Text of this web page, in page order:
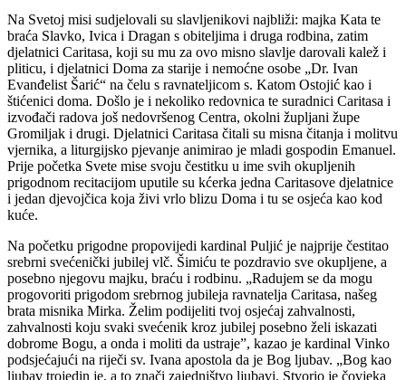
Na Svetoj misi sudjelovali su slavljenikovi najbliži: majka Kata te
braća Slavko, Ivica i Dragan s obiteljima i druga rodbina, zatim
djelatnici Caritasa, koji su mu za ovo misno slavlje darovali kalež i
pliticu, i djelatnici Doma za starije i nemoćne osobe „Dr. Ivan
Evanđelist Šarić“ na čelu s ravnateljicom s. Katom Ostojić kao i
štićenici doma. Došlo je i nekoliko redovnica te suradnici Caritasa i
izvođači radova još nedovršenog Centra, okolni župljani župe
Gromiljak i drugi. Djelatnici Caritasa čitali su misna čitanja i molitvu
vjernika, a liturgijsko pjevanje animirao je mladi gospodin Emanuel.
Prije početka Svete mise svoju čestitku u ime svih okupljenih
prigodnom recitacijom uputile su kćerka jedna Caritasove djelatnice
i jedan djevojčica koja živi vrlo blizu Doma i tu se osjeća kao kod
kuće.
Na početku prigodne propovijedi kardinal Puljić je najprije čestitao
srebrni svećenički jubilej vlč. Šimiću te pozdravio sve okupljene, a
posebno njegovu majku, braću i rodbinu. „Radujem se da mogu
progovoriti prigodom srebrnog jubileja ravnatelja Caritasa, našeg
brata misnika Mirka. Želim podijeliti tvoj osjećaj zahvalnosti,
zahvalnosti koju svaki svećenik kroz jubilej posebno želi iskazati
dobrome Bogu, a onda i moliti da ustraje”, kazao je kardinal Vinko
podsjećajući na riječi sv. Ivana apostola da je Bog ljubav. „Bog kao
ljubav trojedin je, a to znači zajedništvo ljubavi. Stvorio je čovjeka